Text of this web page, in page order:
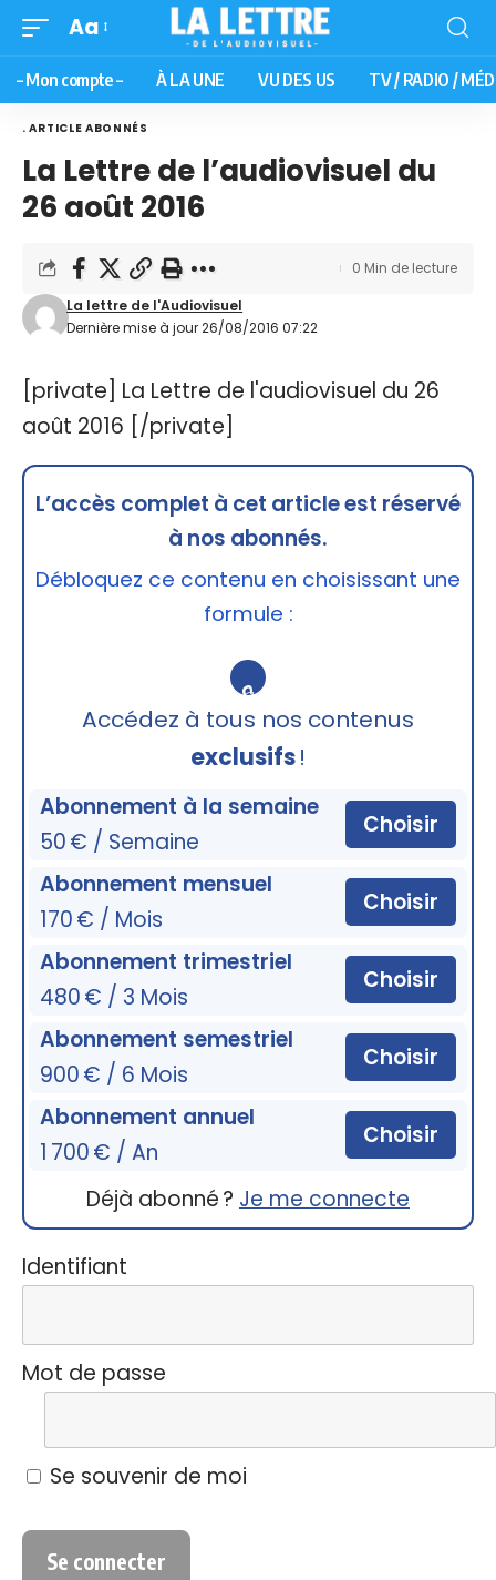
Aa
– Mon compte – À LA UNE VU DES US TV / RADIO /
. ARTICLE ABONNÉS
La Lettre de l’audiovisuel du
26 août 2016
Dernière mise à jour 26/08/2016 07:22
La lettre de l'Audiovisuel
0 Min de lecture
[private] La Lettre de l'audiovisuel du 26
août 2016 [/private]
L’accès complet à cet article est réservé
à nos abonnés.
Débloquez ce contenu en choisissant une
formule :
🔒
Accédez à tous nos contenus
exclusifs!
Abonnement à la semaine
50 € / Semaine
Choisir
Abonnement mensuel
170 € / Mois
Choisir
Abonnement trimestriel
480 € / 3 Mois
Choisir
Abonnement semestriel
900 € / 6 Mois
Choisir
Abonnement annuel
1 700 € / An
Choisir
Déjà abonné ? Je me connecte
Identifiant
Mot de passe
Se souvenir de moi